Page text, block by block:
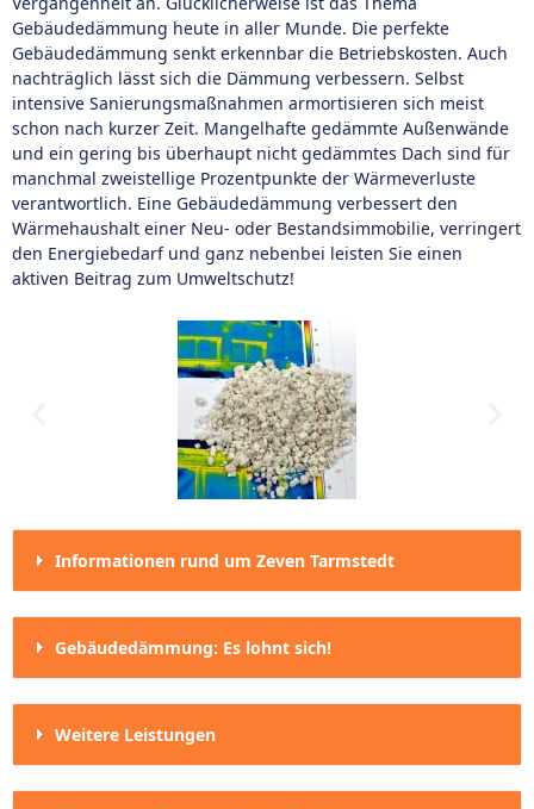
Gebäudedämmung heute in aller Munde. Die perfekte
Gebäudedämmung senkt erkennbar die Betriebskosten. Auch
nachträglich lässt sich die Dämmung verbessern. Selbst
intensive Sanierungsmaßnahmen armortisieren sich meist
schon nach kurzer Zeit. Mangelhafte gedämmte Außenwände
und ein gering bis überhaupt nicht gedämmtes Dach sind für
manchmal zweistellige Prozentpunkte der Wärmeverluste
verantwortlich. Eine Gebäudedämmung verbessert den
Wärmehaushalt einer Neu- oder Bestandsimmobilie, verringert
den Energiebedarf und ganz nebenbei leisten Sie einen
aktiven Beitrag zum Umweltschutz!
Informationen rund um Zeven Tarmstedt
Gebäudedämmung: Es lohnt sich!
Weitere Leistungen